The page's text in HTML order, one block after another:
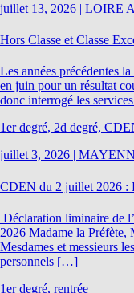
juillet 13, 2026 | LOIRE
Hors Classe et Classe
Les années précédentes
en juin pour un résultat
donc interrogé les
1er degré, 2d degré,
juillet 3, 2026 |
CDEN du 2 juillet 2026 :
Déclaration liminaire de
2026 Madame la Préfète,
Mesdames et messieurs
personnels […]
1er degré, rentrée